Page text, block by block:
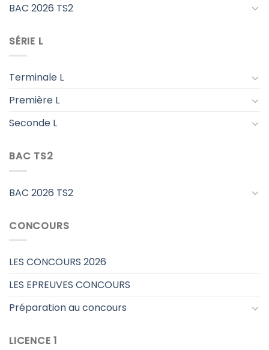
BAC 2026 TS2
SÉRIE L
Terminale L
Première L
Seconde L
BAC TS2
BAC 2026 TS2
CONCOURS
LES CONCOURS 2026
LES EPREUVES CONCOURS
Préparation au concours
LICENCE 1